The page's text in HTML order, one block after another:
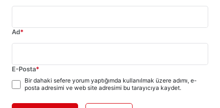
Ad*
E-Posta*
Bir dahaki sefere yorum yaptığımda kullanılmak üzere adımı, e-
posta adresimi ve web site adresimi bu tarayıcıya kaydet.